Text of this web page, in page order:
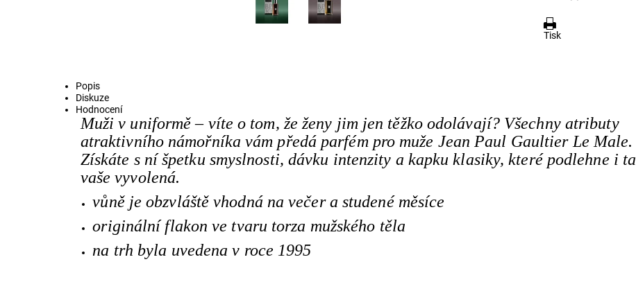
Tisk
Popis
Diskuze
Hodnocení
Muži v uniformě – víte o tom, že ženy jim jen těžko odolávají? Všechny atributy
atraktivního námořníka vám předá parfém pro muže Jean Paul Gaultier Le Male.
Získáte s ní špetku smyslnosti, dávku intenzity a kapku klasiky, které podlehne i ta
vaše vyvolená.
vůně je obzvláště vhodná na večer a studené měsíce
originální flakon ve tvaru torza mužského těla
na trh byla uvedena v roce 1995